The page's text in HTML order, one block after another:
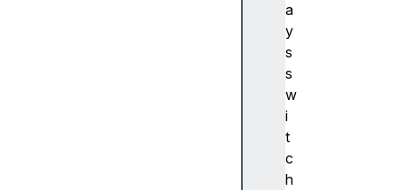
a
y
s
s
w
i
t
c
h